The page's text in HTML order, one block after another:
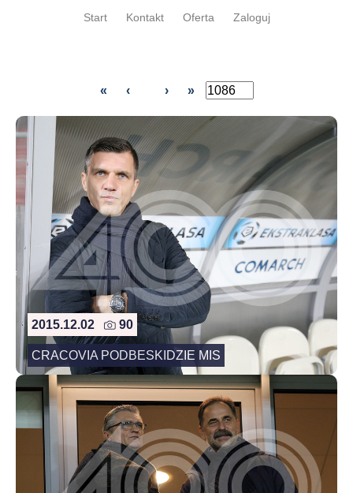
Start Kontakt Oferta Zaloguj
« ‹ › »
2015.12.02 90
CRACOVIA PODBESKIDZIE MIS